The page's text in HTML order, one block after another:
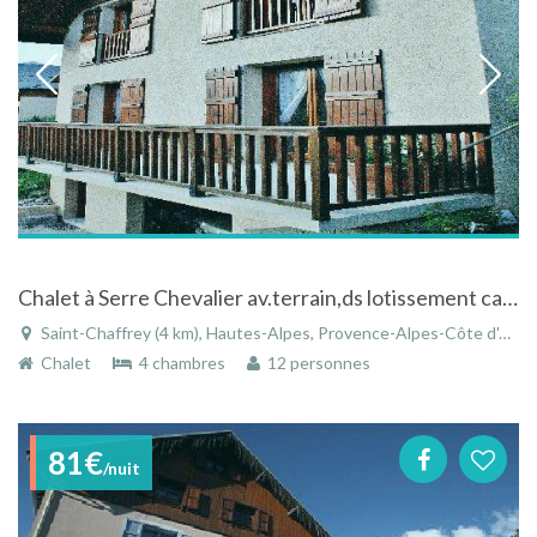
Chalet à Serre Chevalier av.terrain,ds lotissement calme;vue sur Prorel,250km de pistes de Ski à 2km
Saint-Chaffrey (4 km), Hautes-Alpes, Provence-Alpes-Côte d'Azur, France
Chalet
4 chambres 12 personnes
81€/nuit